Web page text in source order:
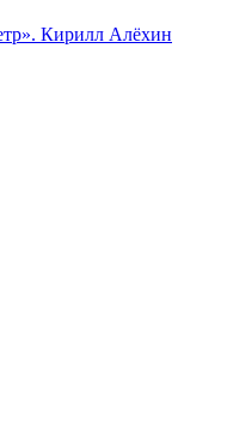
Кирилл Алёхин